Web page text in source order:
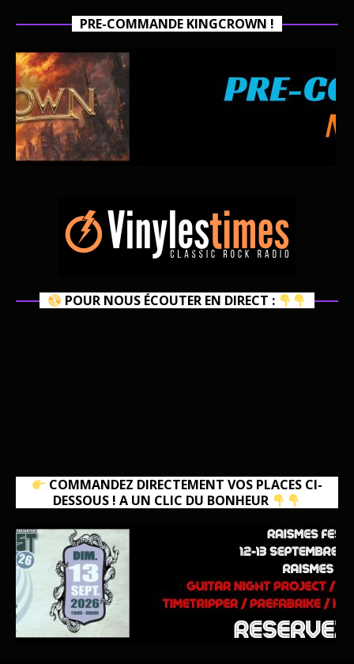
PRE-COMMANDE KINGCROWN !
POUR NOUS ÉCOUTER EN DIRECT :
COMMANDEZ DIRECTEMENT VOS PLACES CI-
DESSOUS ! A UN CLIC DU BONHEUR